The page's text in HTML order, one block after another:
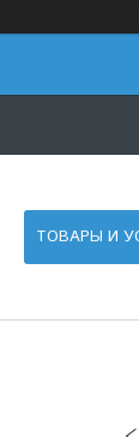
ТОВАРЫ И